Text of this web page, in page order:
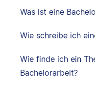
Was ist eine
Wie schreibe ich
Wie finde ich ein
Bachelorarbeit?